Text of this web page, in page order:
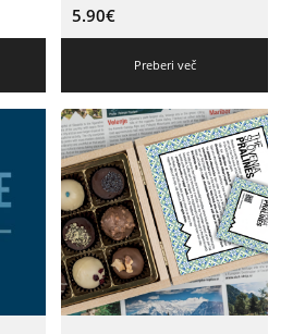
5.90€
Preberi več